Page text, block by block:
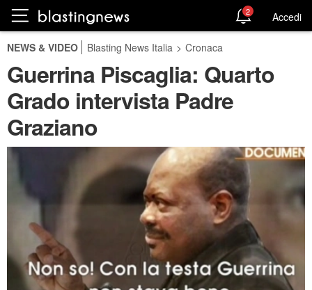
2 Accedi
NEWS & VIDEO Blasting News Italia > Cronaca
Guerrina Piscaglia: Quarto
Grado intervista Padre
Graziano